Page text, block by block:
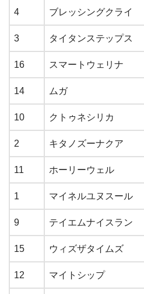
4 ブレッシングクライ
3 タイタンステップス
16 スマートウェリナ
14 ムガ
10 クトゥネシリカ
2 キタノズーナクア
11 ホーリーウェル
1 マイネルユヌスール
9 テイエムナイスラン
15 ウィズザタイムズ
12 マイトシップ